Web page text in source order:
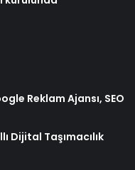
Reklam Ajansı, SEO
Dijital Taşımacılık